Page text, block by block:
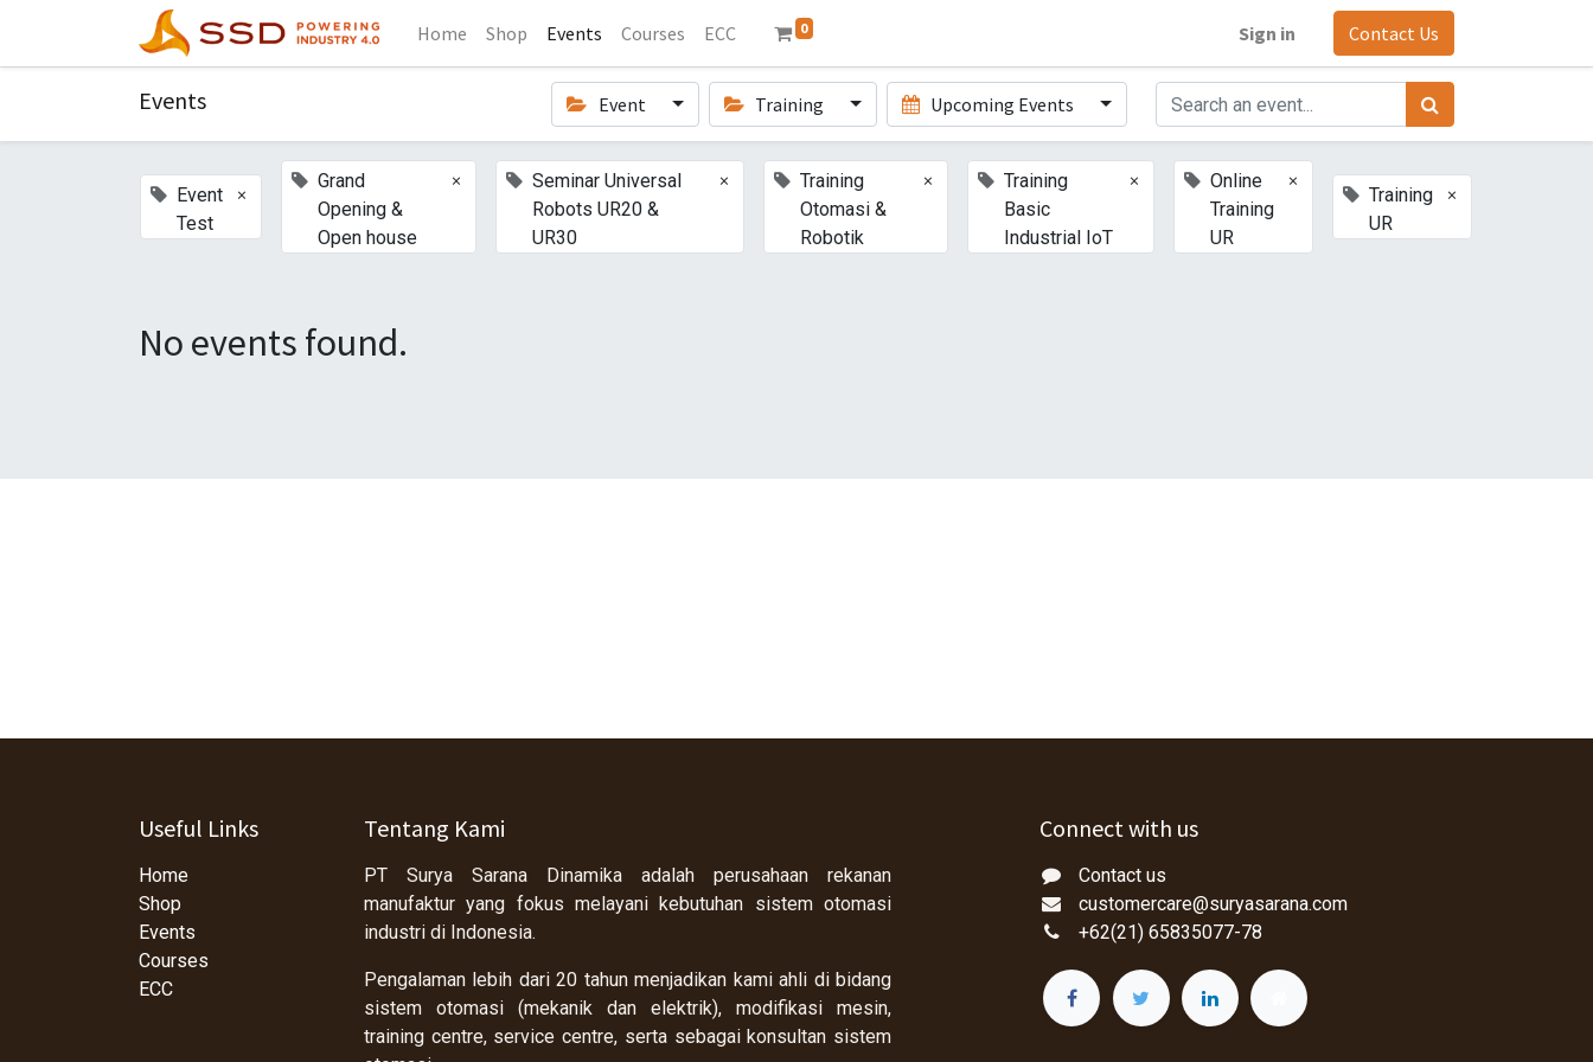
Home Shop Events Courses ECC 0 Sign in Contact Us
Events Event Training Upcoming Events
Event
Test
×
Grand
Opening &
Open house
×
Seminar Universal
Robots UR20 &
UR30
×
Training
Otomasi &
Robotik
×
Training
Basic
Industrial IoT
×
Online
Training
UR
×
Training
UR
×
No events found.
Useful Links
Home
Shop
Events
Courses
ECC
Tentang Kami
PT Surya Sarana Dinamika adalah perusahaan rekanan
manufaktur yang fokus melayani kebutuhan sistem otomasi
industri di Indonesia.
Pengalaman lebih dari 20 tahun menjadikan kami ahli di bidang
sistem otomasi (mekanik dan elektrik), modifikasi mesin,
training centre, service centre, serta sebagai konsultan sistem
Connect with us
Contact us
customercare@suryasarana.com
+62(21) 65835077-78